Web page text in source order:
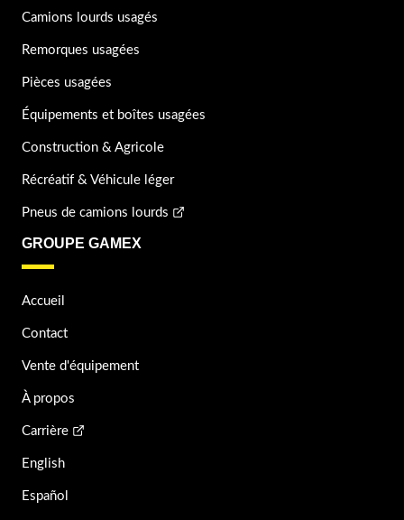
Camions lourds usagés
Remorques usagées
Pièces usagées
Équipements et boîtes usagées
Construction & Agricole
Récréatif & Véhicule léger
Pneus de camions lourds
GROUPE GAMEX
Accueil
Contact
Vente d'équipement
À propos
Carrière
English
Español